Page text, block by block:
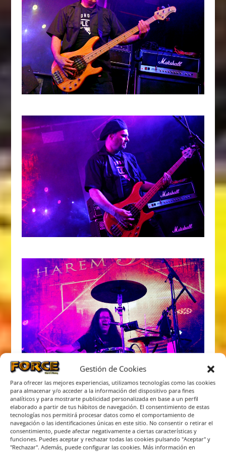
Gestión de Cookies
Para ofrecer las mejores experiencias, utilizamos tecnologías como las cookies
para almacenar y/o acceder a la información del dispositivo para fines
analíticos y para mostrarte publicidad personalizada en base a un perfil
elaborado a partir de tus hábitos de navegación. El consentimiento de estas
tecnologías nos permitirá procesar datos como el comportamiento de
navegación o las identificaciones únicas en este sitio. No consentir o retirar el
consentimiento, puede afectar negativamente a ciertas características y
funciones. Puedes aceptar y rechazar todas las cookies pulsando "Aceptar" y
"Rechazar". Además, puede configurar las cookies. Más información en